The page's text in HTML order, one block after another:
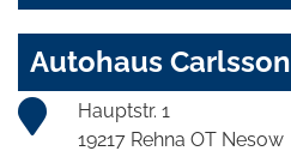
Autohaus Carlsson
Hauptstr. 1
19217 Rehna OT Nesow